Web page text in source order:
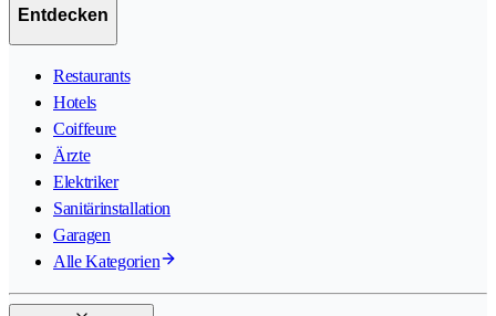
Entdecken
Restaurants
Hotels
Coiffeure
Ärzte
Elektriker
Sanitärinstallation
Garagen
Alle Kategorien